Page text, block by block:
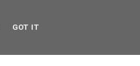
GOT IT